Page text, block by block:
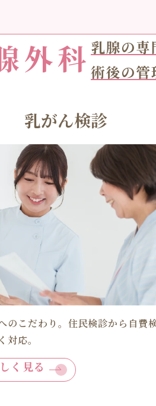
外科乳腺の専
術後の管
乳がん検診
のこだわり。住民検診から自費
対応。
く見る